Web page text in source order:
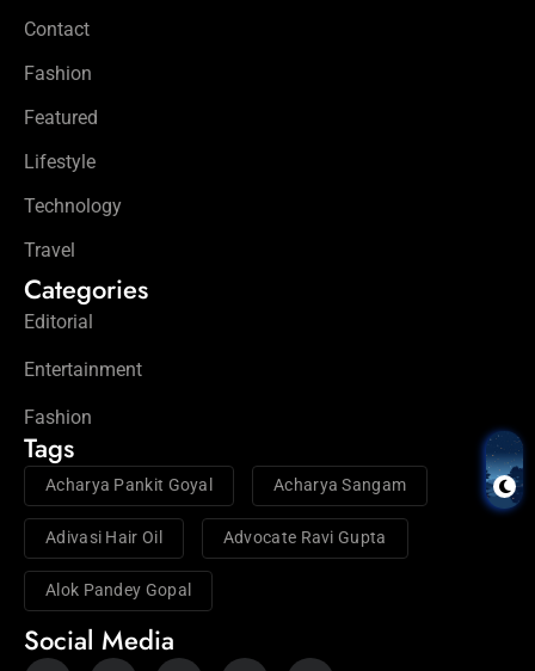
Contact
Fashion
Featured
Lifestyle
Technology
Travel
Categories
Editorial
Entertainment
Fashion
Tags
Acharya Pankit Goyal Acharya Sangam
Adivasi Hair Oil Advocate Ravi Gupta
Alok Pandey Gopal
Social Media